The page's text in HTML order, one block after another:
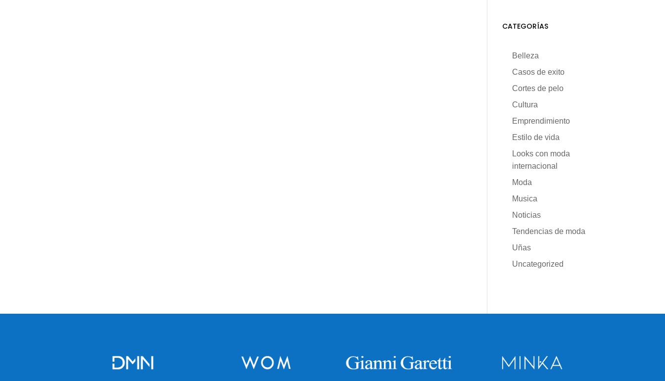
CATEGORÍAS
Belleza
Casos de exito
Cortes de pelo
Cultura
Emprendimiento
Estilo de vida
Looks con moda
internacional
Moda
Musica
Noticias
Tendencias de moda
Uñas
Uncategorized